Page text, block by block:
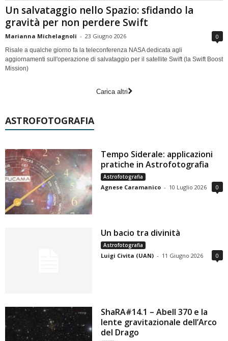
Un salvataggio nello Spazio: sfidando la
gravità per non perdere Swift
Marianna Michelagnoli - 23 Giugno 2026 0
Risale a qualche giorno fa la teleconferenza NASA dedicata agli
aggiornamenti sull'operazione di salvataggio per il satellite Swift (la Swift Boost
Mission)
Carica altri
ASTROFOTOGRAFIA
Tempo Siderale: applicazioni
pratiche in Astrofotografia
Astrofotografia
Agnese Caramanico - 10 Luglio 2026 0
Un bacio tra divinità
Astrofotografia
Luigi Civita (UAN) - 11 Giugno 2026 0
ShaRA#14.1 – Abell 370 e la
lente gravitazionale dell’Arco
del Drago